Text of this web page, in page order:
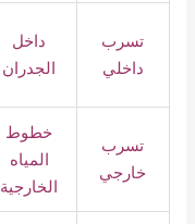
تسرب
داخلي
داخل
الجدران
تسرب
خارجي
خطوط
المياه
الخارجية